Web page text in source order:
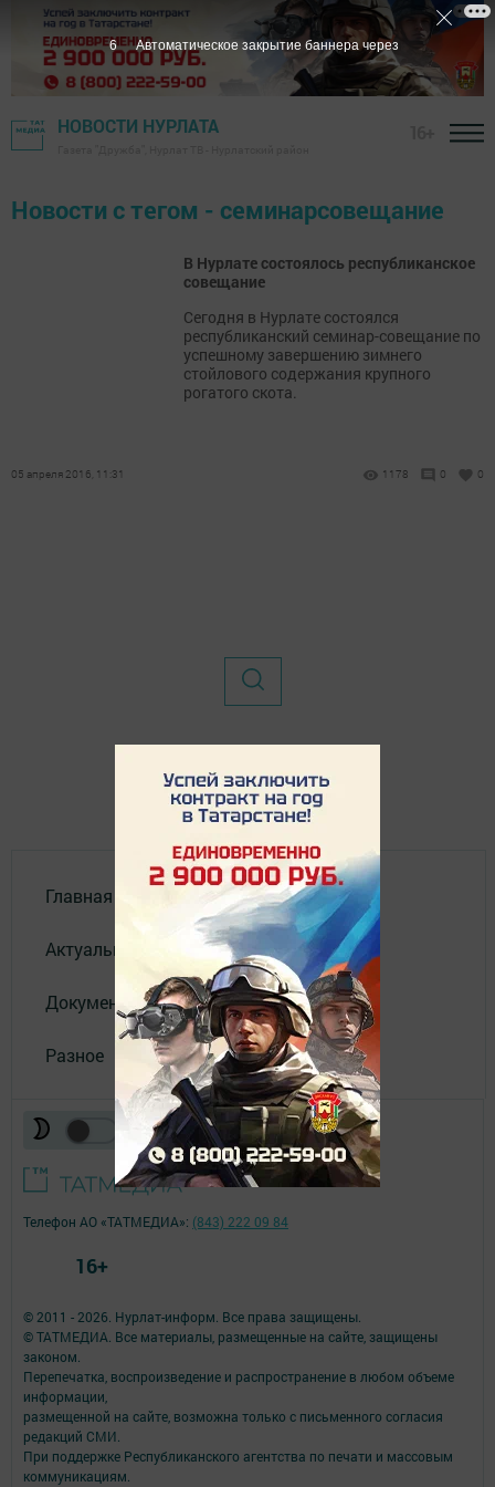
НОВОСТИ НУРЛАТА
Новости с тегом - семинарсовещание
В Нурлате состоялось республиканское
совещание
Сегодня в Нурлате состоялся
республиканский семинар-совещание по
успешному завершению зимнего
стойлового содержания крупного
рогатого скота.
05 апреля 2016, 11:31 1178 0 0
Главная
Актуальное видео
Документы
Разное
© 2011 - 2026. Нурлат-⁠информ. Все права защищены.
© ТАТМЕДИА. Все материалы, размещенные на сайте, защищены
законом.
Перепечатка, воспроизведение и распространение в любом объеме
информации,
размещенной на сайте, возможна только с письменного согласия
редакций СМИ.
При поддержке Республиканского агентства по печати и массовым
коммуникациям.
Телефон АО «ТАТМЕДИА»: (843) 222 09 84
16+
6 Автоматическое закрытие баннера через